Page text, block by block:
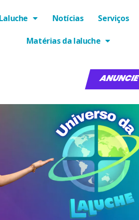
Notícias Serviços
Matérias da laluche